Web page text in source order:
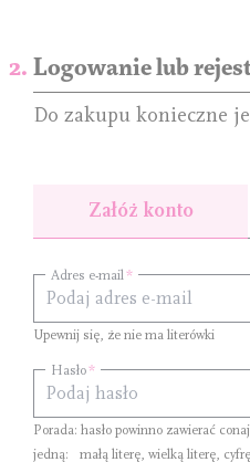
Logowanie lub
Do zakupu konieczne
Załóż konto
Adres e-mail
Upewnij się, że nie ma literówki
Hasło
Porada: hasło powinno zawierać
jedną:
małą literę, wielką literę, cyfrę